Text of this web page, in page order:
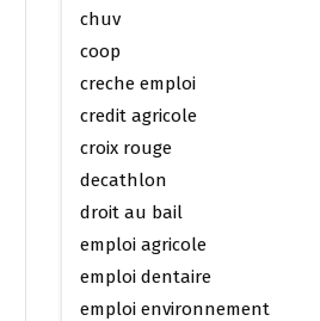
chuv
coop
creche emploi
credit agricole
croix rouge
decathlon
droit au bail
emploi agricole
emploi dentaire
emploi environnement